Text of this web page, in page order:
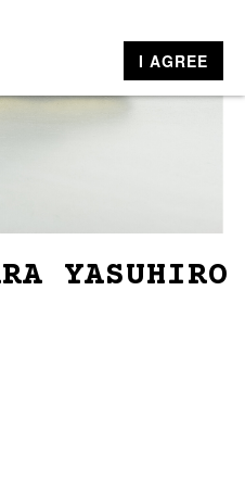
YASUHIRO
I AGREE